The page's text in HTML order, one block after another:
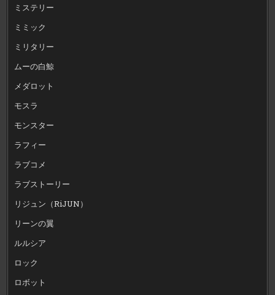
ミステリー
ミミック
ミリタリー
ムーの白鯨
メダロット
モスラ
モンスター
ラフィー
ラブコメ
ラブストーリー
リジュン（RiJUN）
リーンの翼
ルルシア
ロック
ロボット